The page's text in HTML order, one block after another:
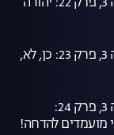
האח הגדול, עונה 3, פרק 23: כן, לא,
האח הגדול, עונה 3, פרק 24:
מועמדים להדחה!